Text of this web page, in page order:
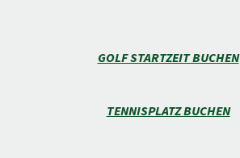
GOLF STARTZEIT BUCHEN
TENNISPLATZ BUCHEN